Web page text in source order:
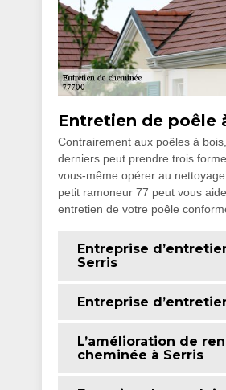
Entretien de poêle
Contrairement aux poêles à
derniers peut prendre trois
vous-même opérer au
petit ramoneur 77 peut vous
entretien de votre poêle
Entreprise
Serris
Entreprise
L’amélioration de
cheminée à Serris